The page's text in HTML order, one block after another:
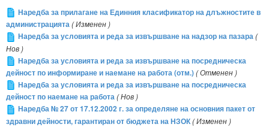
Наредба за прилагане на Единния класификатор на длъжностите в
администрацията( Изменен )
Наредба за условията и реда за извършване на надзор на пазара(
Нов )
Наредба за условията и реда за извършване на посредническа
дейност по информиране и наемане на работа (отм.)( Отменен )
Наредба за условията и реда за извършване на посредническа
дейност по наемане на работа( Нов )
Наредба № 27 от 17.12.2002 г. за определяне на основния пакет от
здравни дейности, гарантиран от бюджета на НЗОК( Изменен )